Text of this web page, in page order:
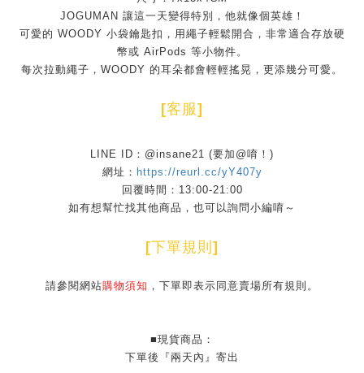
JOGUMAN 讓這一天變得特別，他就像個英雄！
可愛的 WOODY 小袋鑰匙扣，用繩子輕鬆開合，非常適合存放硬
幣或 AirPods 等小物件。
每次拉動繩子，WOODY 的耳朵都會輕輕搖晃，更添幾分可愛。
[客服]
LINE ID：@insane21 (要加@唷！)
網址： https://reurl.cc/yY407y
回覆時間：13:00-21:00
如有想幫忙找其他商品，也可以詢問小編唷～
[下單規則 ]
請參閱網站購物須知 ，下單即表示同意賣場所有規則。
■現貨商品：
下單後『兩天內』寄出